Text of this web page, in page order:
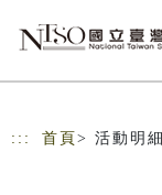
::: 首頁 > 活動明細